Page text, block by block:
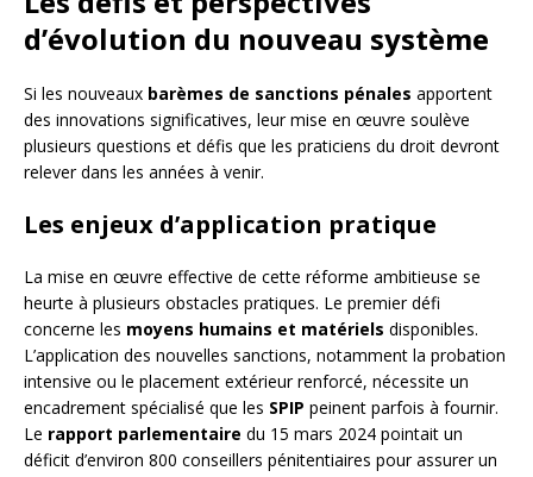
d’évolution du nouveau système
Si les nouveaux barèmes de sanctions pénales apportent
des innovations significatives, leur mise en œuvre soulève
plusieurs questions et défis que les praticiens du droit devront
relever dans les années à venir.
Les enjeux d’application pratique
La mise en œuvre effective de cette réforme ambitieuse se
heurte à plusieurs obstacles pratiques. Le premier défi
concerne les moyens humains et matériels disponibles.
L’application des nouvelles sanctions, notamment la probation
intensive ou le placement extérieur renforcé, nécessite un
encadrement spécialisé que les SPIP peinent parfois à fournir.
Le rapport parlementaire du 15 mars 2024 pointait un
déficit d’environ 800 conseillers pénitentiaires pour assurer un